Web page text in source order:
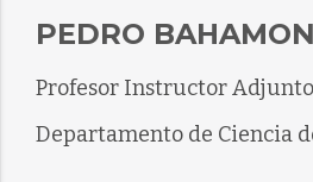
PEDRO
Profesor Instructor Adjunto
Departamento de Ciencia